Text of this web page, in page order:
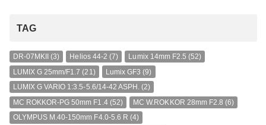
TAG
DR-07MKII (3) Helios 44-2 (7) Lumix 14mm F2.5 (52)
LUMIX G 25mm/F1.7 (21) Lumix GF3 (9)
LUMIX G VARIO 1:3.5-5.6/14-42 ASPH. (2)
MC ROKKOR-PG 50mm F1.4(52) MC W.ROKKOR 28mm F2.8 (6)
OLYMPUS M.40-150mm F4.0-5.6 R (4)